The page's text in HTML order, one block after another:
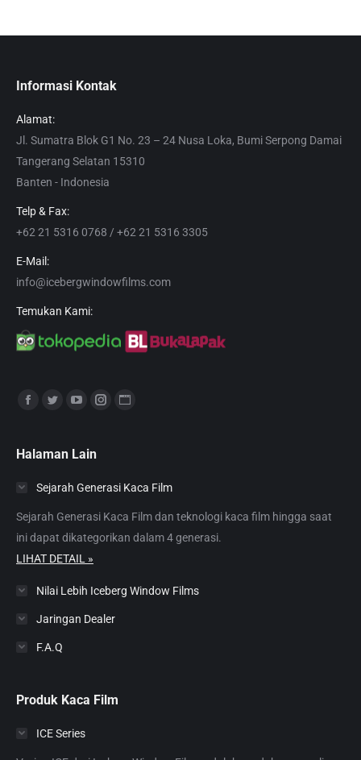
Informasi Kontak
Alamat:
Jl. Sumatra Blok G1 No. 23 – 24 Nusa Loka, Bumi Serpong Damai
Tangerang Selatan 15310
Banten - Indonesia
Telp & Fax:
+62 21 5316 0768 / +62 21 5316 3305
E-Mail:
info@icebergwindowfilms.com
Temukan Kami:
Find us on:
opens
new
window
opens
new
window
opens
new
window
new
window
new
window
Halaman Lain
Sejarah Generasi Kaca Film
Sejarah Generasi Kaca Film dan teknologi kaca film hingga saat
ini dapat dikategorikan dalam 4 generasi.
LIHAT DETAIL »
Nilai Lebih Iceberg Window Films
Jaringan Dealer
F.A.Q
Produk Kaca Film
ICE Series